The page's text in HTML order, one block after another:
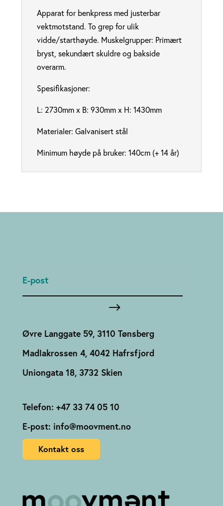
Apparat for benkpress med justerbar
vektmotstand. To grep for ulik
vidde/starthøyde. Muskelgrupper: Primært
bryst, sekundært skuldre og bakside
overarm.
Spesifikasjoner:
L: 2730mm x B: 930mm x H: 1430mm
Materialer: Galvanisert stål
Minimum høyde på bruker: 140cm (+ 14 år)
Øvre Langgate 59, 3110 Tønsberg
Madlakrossen 4, 4042 Hafrsfjord
Uniongata 18, 3732 Skien
Telefon: +47 33 74 05 10
E-post: info@moovment.no
Kontakt oss